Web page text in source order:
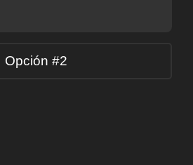
Opción #2